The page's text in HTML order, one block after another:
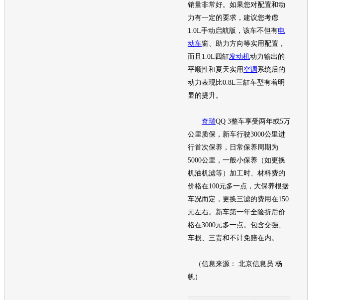
销量非常好。如果您对配置和动
力有一定的要求，建议您考虑
1.0L手动启航版，该车不但有电
动车窗、助力方向等实用配置，
而且1.0L四缸发动机动力输出的
平顺性和夏天实用 空调 系统后的
动力表现比0.8L三缸车型有着明
显的提升。
奇瑞QQ 3整车享受两年或5万
公里质保，新车行驶3000公里进
行首次保养，日常保养周期为
5000公里，一般小保养（如更换
机油机滤等）加工时、材料费的
价格在100元多一点，大保养根据
车况而定，更换三滤的费用在150
元左右。新车第一年全险折后价
格在3000元多一点。包含交强、
车损、三责和不计免赔在内。
（信息来源： 北京信息员 杨
帆）